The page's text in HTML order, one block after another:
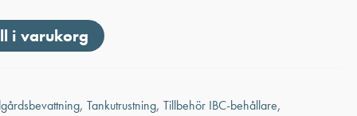
i varukorg
, Tankutrustning, Tillbehör IBC-behållare,